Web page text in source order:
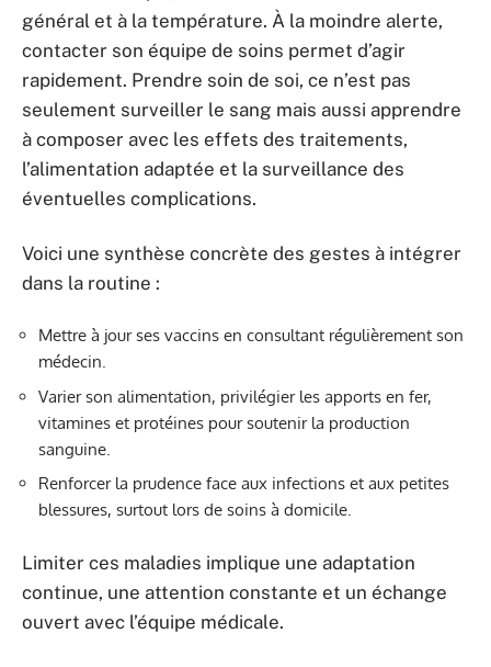
général et à la température. À la moindre alerte,
contacter son équipe de soins permet d’agir
rapidement. Prendre soin de soi, ce n’est pas
seulement surveiller le sang mais aussi apprendre
à composer avec les effets des traitements,
l’alimentation adaptée et la surveillance des
éventuelles complications.
Voici une synthèse concrète des gestes à intégrer
dans la routine :
Mettre à jour ses vaccins en consultant régulièrement son
médecin.
Varier son alimentation, privilégier les apports en fer,
vitamines et protéines pour soutenir la production
sanguine.
Renforcer la prudence face aux infections et aux petites
blessures, surtout lors de soins à domicile.
Limiter ces maladies implique une adaptation
continue, une attention constante et un échange
ouvert avec l’équipe médicale.